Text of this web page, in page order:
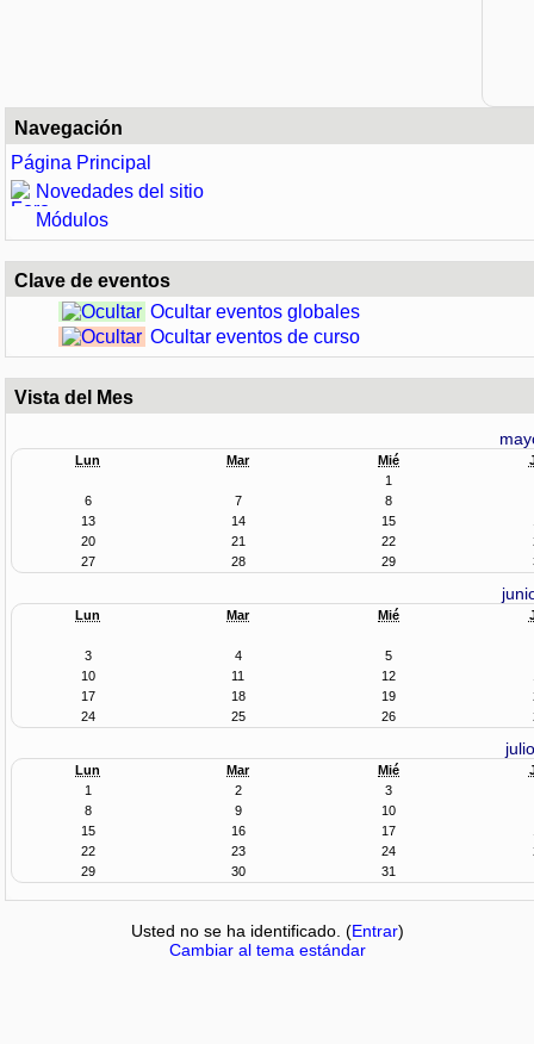
Navegación
Página Principal
Novedades del sitio
Módulos
Clave de eventos
Ocultar eventos globales
Ocultar eventos de curso
Vista del Mes
Lun Mar Mié
1
6
7
8
13
14 15
20
21 22
27
28 29
Lun Mar Mié
3 4
5
10
11 12
17
18 19
24
25 26
Lun Mar Mié
1
2
3
8
9 10
15
16 17
22
23 24
29
30 31
Usted no se ha identificado. (Entrar)
Cambiar al tema estándar